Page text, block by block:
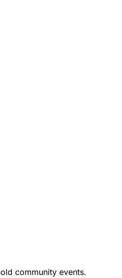
community events.